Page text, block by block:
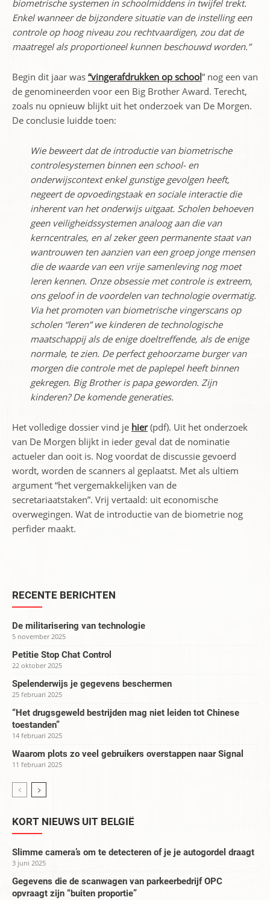
biometrische systemen in schoolmiddens in twijfel trekt.
Enkel wanneer de bijzondere situatie van de instelling een
controle op hoog niveau zou rechtvaardigen, zou dat de
maatregel als proportioneel kunnen beschouwd worden.”
Begin dit jaar was “vingerafdrukken op school” nog een van
de genomineerden voor een Big Brother Award. Terecht,
zoals nu opnieuw blijkt uit het onderzoek van De Morgen.
De conclusie luidde toen:
Wie beweert dat de introductie van biometrische
controlesystemen binnen een school- en
onderwijscontext enkel gunstige gevolgen heeft,
negeert de opvoedingstaak en sociale interactie die
inherent van het onderwijs uitgaat. Scholen behoeven
geen veiligheidssystemen analoog aan die van
kerncentrales, en al zeker geen permanente staat van
wantrouwen ten aanzien van een groep jonge mensen
die de waarde van een vrije samenleving nog moet
leren kennen. Onze obsessie met controle is extreem,
ons geloof in de voordelen van technologie overmatig.
Via het promoten van biometrische vingerscans op
scholen “leren” we kinderen de technologische
maatschappij als de enige doeltreffende, als de enige
normale, te zien. De perfect gehoorzame burger van
morgen die controle met de paplepel heeft binnen
gekregen. Big Brother is papa geworden. Zijn
kinderen? De komende generaties.
Het volledige dossier vind je hier(pdf). Uit het onderzoek
van De Morgen blijkt in ieder geval dat de nominatie
actueler dan ooit is. Nog voordat de discussie gevoerd
wordt, worden de scanners al geplaatst. Met als ultiem
argument “het vergemakkelijken van de
secretariaatstaken”. Vrij vertaald: uit economische
overwegingen. Wat de introductie van de biometrie nog
perfider maakt.
RECENTE BERICHTEN
De militarisering van technologie
5 november 2025
Petitie Stop Chat Control
22 oktober 2025
Spelenderwijs je gegevens beschermen
25 februari 2025
“Het drugsgeweld bestrijden mag niet leiden tot Chinese
toestanden”
14 februari 2025
Waarom plots zo veel gebruikers overstappen naar Signal
11 februari 2025
KORT NIEUWS UIT BELGIË
Slimme camera’s om te detecteren of je je autogordel draagt
3 juni 2025
Gegevens die de scanwagen van parkeerbedrijf OPC
opvraagt zijn “buiten proportie”